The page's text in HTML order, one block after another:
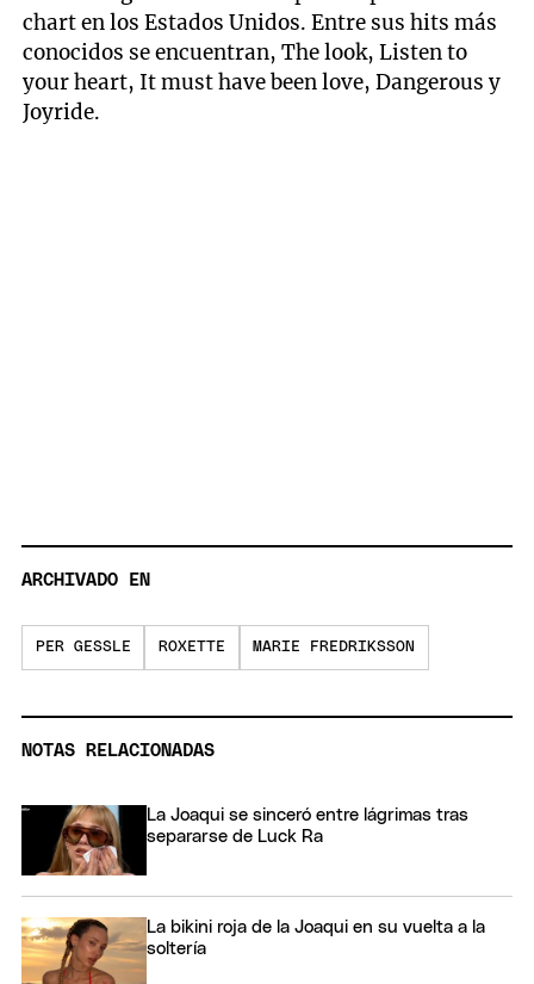
chart en los Estados Unidos. Entre sus hits más
conocidos se encuentran, The look, Listen to
your heart, It must have been love, Dangerous y
Joyride.
ARCHIVADO EN
PER GESSLE ROXETTE MARIE FREDRIKSSON
NOTAS RELACIONADAS
La Joaqui se sinceró entre lágrimas tras
separarse de Luck Ra
La bikini roja de la Joaqui en su vuelta a la
soltería